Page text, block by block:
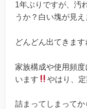
1年ぶりですが、汚
うか？白い塊が見
どんどん出てきます
家族構成や使用頻
います
やはり、
詰まってしまって